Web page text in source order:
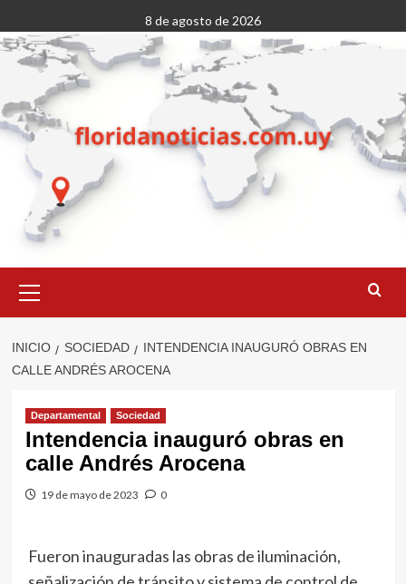
al
contenido
8 de agosto de 2026
primario
INICIO SOCIEDAD
INTENDENCIA INAUGURÓ OBRAS EN
CALLE ANDRÉS AROCENA
Departamental Sociedad
Intendencia inauguró obras en
calle Andrés Arocena
19 de mayo de 2023 0
Fueron inauguradas las obras de iluminación,